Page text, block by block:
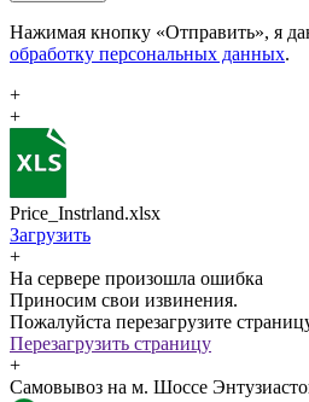
Нажимая кнопку «Отправить», я
обработку персональных данных.
+
+
Price_Instrland.xlsx
Загрузить
+
На сервере произошла ошибка
Приносим свои извинения.
Пожалуйста перезагрузите
Перезагрузить страницу
+
Самовывоз на м. Шоссе